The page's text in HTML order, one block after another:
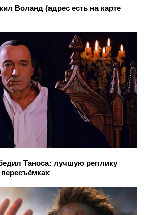
Воланд (адрес есть на карте
Таноса: лучшую реплику